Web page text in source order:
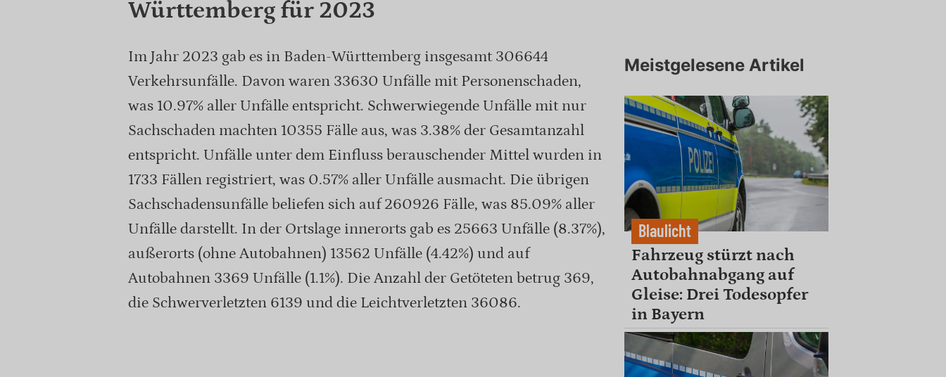
Württemberg für 2023
Im Jahr 2023 gab es in Baden-Württemberg insgesamt 306644
Verkehrsunfälle. Davon waren 33630 Unfälle mit Personenschaden,
was 10.97% aller Unfälle entspricht. Schwerwiegende Unfälle mit nur
Sachschaden machten 10355 Fälle aus, was 3.38% der Gesamtanzahl
entspricht. Unfälle unter dem Einfluss berauschender Mittel wurden in
1733 Fällen registriert, was 0.57% aller Unfälle ausmacht. Die übrigen
Sachschadensunfälle beliefen sich auf 260926 Fälle, was 85.09% aller
Unfälle darstellt. In der Ortslage innerorts gab es 25663 Unfälle (8.37%),
außerorts (ohne Autobahnen) 13562 Unfälle (4.42%) und auf
Autobahnen 3369 Unfälle (1.1%). Die Anzahl der Getöteten betrug 369,
die Schwerverletzten 6139 und die Leichtverletzten 36086.
Meistgelesene Artikel
Blaulicht
Fahrzeug stürzt nach
Autobahnabgang auf
Gleise: Drei Todesopfer
in Bayern